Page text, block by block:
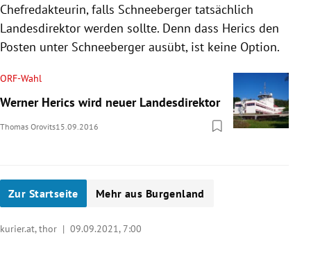
Chefredakteurin, falls Schneeberger tatsächlich
Landesdirektor werden sollte. Denn dass Herics den
Posten unter Schneeberger ausübt, ist keine Option.
ORF-Wahl
Werner Herics wird neuer Landesdirektor
Thomas Orovits15.09.2016
Zur Startseite Mehr aus Burgenland
kurier.at, thor | 09.09.2021, 7:00